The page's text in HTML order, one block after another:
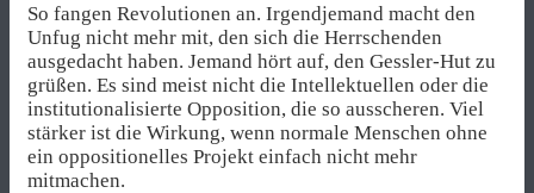
So fangen Revolutionen an. Irgendjemand macht den
Unfug nicht mehr mit, den sich die Herrschenden
ausgedacht haben. Jemand hört auf, den Gessler-Hut zu
grüßen. Es sind meist nicht die Intellektuellen oder die
institutionalisierte Opposition, die so ausscheren. Viel
stärker ist die Wirkung, wenn normale Menschen ohne
ein oppositionelles Projekt einfach nicht mehr
mitmachen.